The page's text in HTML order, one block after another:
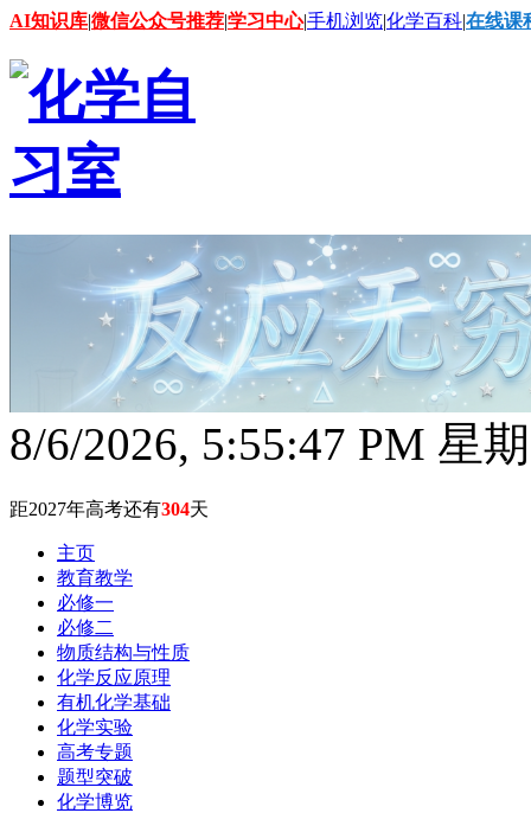
AI知识库|微信公众号推荐|学习中心|手机浏览|化学百科|在线课
8/6/2026, 5:55:48 PM 星
距2027年高考还有304天
主页
教育教学
必修一
必修二
物质结构与性质
化学反应原理
有机化学基础
化学实验
高考专题
题型突破
化学博览